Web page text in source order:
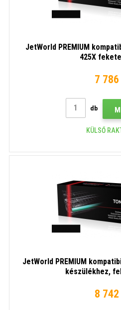
JetWorld PREMIUM
425X
7
db
KÜLSŐ
JetWorld PREMIUM
készülékhez,
8